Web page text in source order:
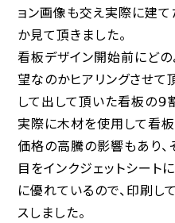
ョン画像も交え実際に建
か見て頂きました。
看板デザイン開始前にど
望なのかヒアリングさせて
して出して頂いた看板の９
実際に木材を使用して看板
価格の高騰の影響もあり
目をインクジェットシート
に優れているので、印刷し
スしました。